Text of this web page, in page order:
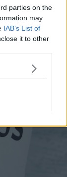
parties on the
may
IAB’s List of
it to other